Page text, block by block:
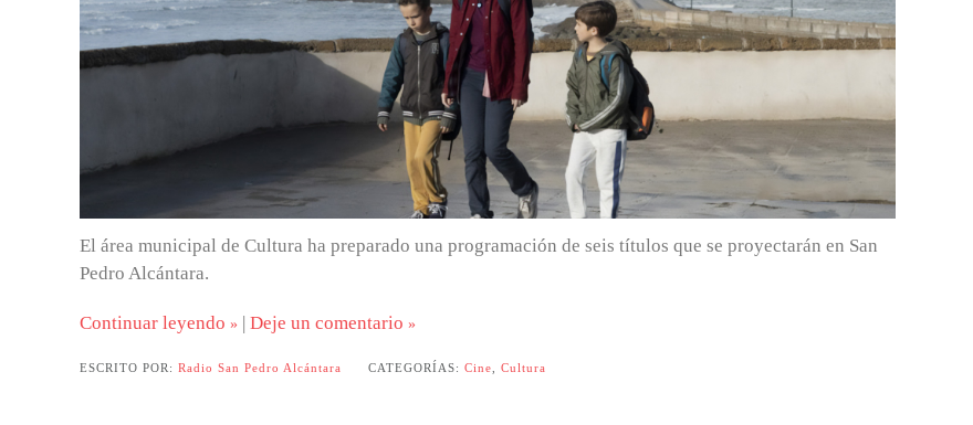
El área municipal de Cultura ha preparado una programación de seis títulos que se proyectarán en San
Pedro Alcántara.
Continuar leyendo | Deje un comentario
ESCRITO POR: Radio San Pedro Alcántara CATEGORÍAS: Cine Cultura